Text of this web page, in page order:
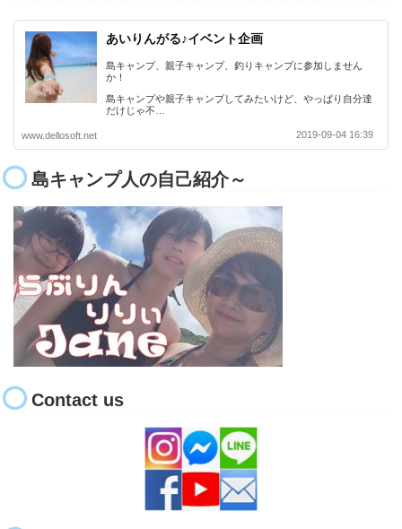
あいりんがる♪イベント企画
島キャンプ、親子キャンプ、釣りキャンプに参加しません
か！
島キャンプや親子キャンプしてみたいけど、やっぱり自分達
だけじゃ不…
www.dellosoft.net 2019-09-04 16:39
島キャンプ人の自己紹介～
Contact us